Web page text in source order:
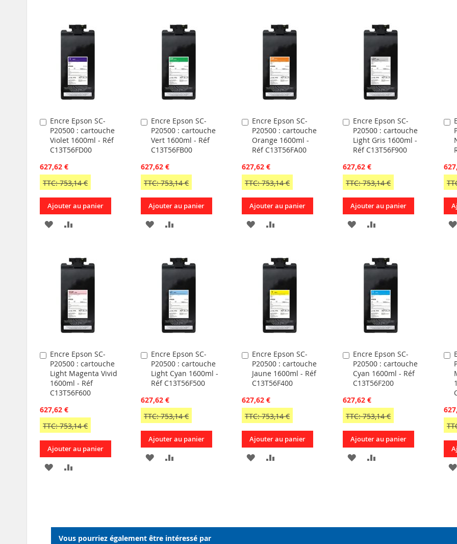
Encre Epson SC-
P20500 : cartouche
Violet 1600ml - Réf
C13T56FD00
627,62 €
TTC: 753,14 €
Ajouter
au
panier
Ajouter au panier
AJOUTER
D’ENVIE
COMPARATEUR
Encre Epson SC-
P20500 : cartouche
Vert 1600ml - Réf
C13T56FB00
627,62 €
TTC: 753,14 €
Ajouter
au
panier
Ajouter au panier
AJOUTER
D’ENVIE
COMPARATEUR
Encre Epson SC-
P20500 : cartouche
Orange 1600ml -
Réf C13T56FA00
627,62 €
TTC: 753,14 €
Ajouter
au
panier
Ajouter au panier
AJOUTER
D’ENVIE
COMPARATEUR
Encre Epson SC-
P20500 : cartouche
Light Gris 1600ml -
Réf C13T56F900
627,62 €
TTC: 753,14 €
Ajouter
au
panier
Ajouter au panier
AJOUTER
D’ENVIE
COMPARATEUR
Encre Epson SC-
P20500 : cartouche
Light Magenta Vivid
1600ml - Réf
C13T56F600
627,62 €
TTC: 753,14 €
Ajouter
au
panier
Ajouter au panier
AJOUTER
D’ENVIE
Encre Epson SC-
P20500 : cartouche
Light Cyan 1600ml -
Réf C13T56F500
627,62 €
TTC: 753,14 €
Ajouter
au
panier
Ajouter au panier
AJOUTER
D’ENVIE
Encre Epson SC-
P20500 : cartouche
Jaune 1600ml - Réf
C13T56F400
627,62 €
TTC: 753,14 €
Ajouter
au
panier
Ajouter au panier
AJOUTER
D’ENVIE
Encre Epson SC-
P20500 : cartouche
Cyan 1600ml - Réf
C13T56F200
627,62 €
TTC: 753,14 €
Ajouter
au
panier
Ajouter au panier
AJOUTER
D’ENVIE
Vous pourriez également être intéressé par